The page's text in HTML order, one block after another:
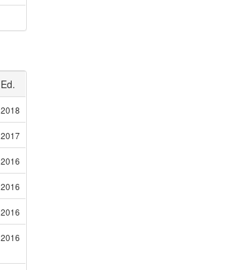
Ed.
2018
2017
2016
2016
2016
2016